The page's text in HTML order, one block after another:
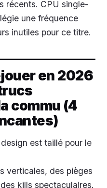
récents. CPU single-
une fréquence
inutiles pour ce titre.
en 2026
commu (4
est taillé pour le
verticales, des pièges
kills spectaculaires.